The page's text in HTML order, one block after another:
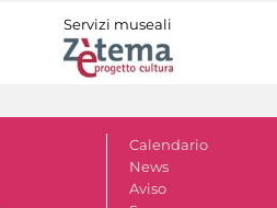
Servizi museali
Calendario
News
Aviso